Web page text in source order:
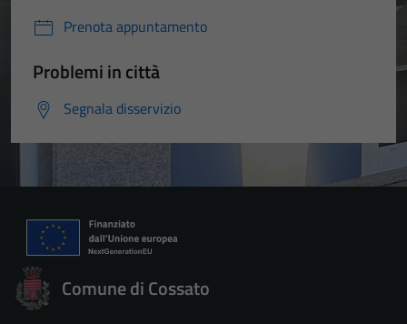
Prenota appuntamento
Problemi in città
Segnala disservizio
Comune di Cossato